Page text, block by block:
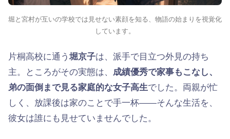
堀と宮村が互いの学校では見せない素顔を知る、物語の始まりを視覚化
しています。
片桐高校に通う 堀京子は、派手で目立つ外見の持ち
主。ところがその実態は、 成績優秀で家事もこなし、
弟の面倒まで見る家庭的な女子高生でした。両親が忙
しく、放課後は家のことで手一杯——そんな生活を、
彼女は誰にも見せていませんでした。